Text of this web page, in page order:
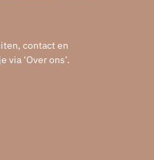
contact en
‘Over ons’.